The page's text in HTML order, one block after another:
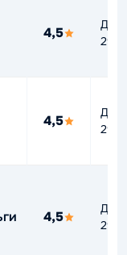
4,5
До
4,5
До
4,5
До